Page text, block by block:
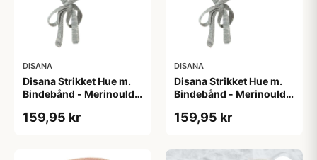
DISANA
Disana Strikket Hue m.
Bindebånd - Merinould -
159,95 kr
DISANA
Disana Strikket Hue m.
Bindebånd - Merinould -
159,95 kr